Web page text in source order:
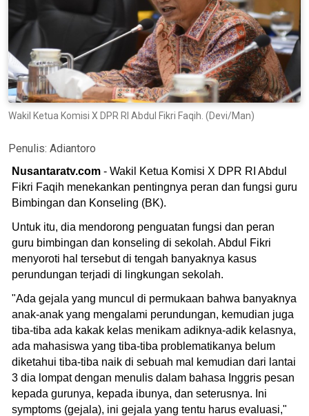
Wakil Ketua Komisi X DPR RI Abdul Fikri Faqih. (Devi/Man)
Penulis: Adiantoro
Nusantaratv.com - Wakil Ketua Komisi X DPR RI Abdul
Fikri Faqih menekankan pentingnya peran dan fungsi guru
Bimbingan dan Konseling (BK).
Untuk itu, dia mendorong penguatan fungsi dan peran
guru bimbingan dan konseling di sekolah. Abdul Fikri
menyoroti hal tersebut di tengah banyaknya kasus
perundungan terjadi di lingkungan sekolah.
"Ada gejala yang muncul di permukaan bahwa banyaknya
anak-anak yang mengalami perundungan, kemudian juga
tiba-tiba ada kakak kelas menikam adiknya-adik kelasnya,
ada mahasiswa yang tiba-tiba problematikanya belum
diketahui tiba-tiba naik di sebuah mal kemudian dari lantai
3 dia lompat dengan menulis dalam bahasa Inggris pesan
kepada gurunya, kepada ibunya, dan seterusnya. Ini
symptoms (gejala), ini gejala yang tentu harus evaluasi,"